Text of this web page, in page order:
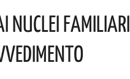
CORSO
Nuclei Familiari